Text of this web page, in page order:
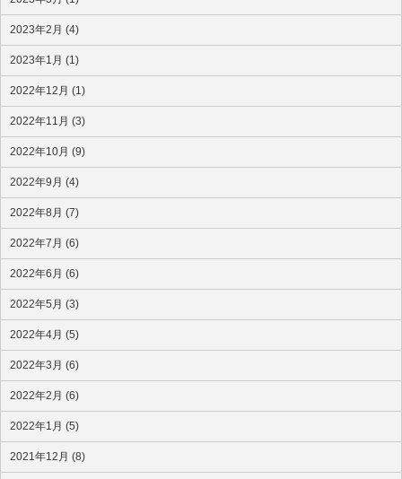
2023年2月 (4)
2023年1月 (1)
2022年12月 (1)
2022年11月 (3)
2022年10月 (9)
2022年9月 (4)
2022年8月 (7)
2022年7月 (6)
2022年6月 (6)
2022年5月 (3)
2022年4月 (5)
2022年3月 (6)
2022年2月 (6)
2022年1月 (5)
2021年12月 (8)